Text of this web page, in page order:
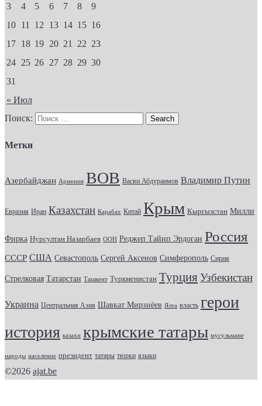
« Июл
3
4 5 6 7 8
9
10 11 12 13 14 15 16
17 18 19 20 21 22 23
24 25 26 27 28 29 30
31
Поиск:
Метки
Азербайджан Армения ВОВ Васви Абдураимов Владимир Путин
Евразия Иран Казахстан Карабах Китай Крым Кыргызстан Милли
Фирка Нурсултан Назарбаев ООН Реджеп Тайип Эрдоган Россия
СССР США Севастополь Сергей Аксенов Симферополь Сирия
Стрелковая Татарстан Ташкент Туркменистан Турция Узбекистан
Украина Центральная Азия Шавкат Мирзиёев Ялта власть герои
история казахи крымские татары мусульмане
народы население президент татары тюрки языки
©2026 ajat.be